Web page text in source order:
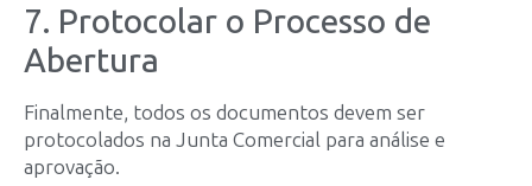
7. Protocolar o Processo de
Abertura
Finalmente, todos os documentos devem ser
protocolados na Junta Comercial para análise e
aprovação.